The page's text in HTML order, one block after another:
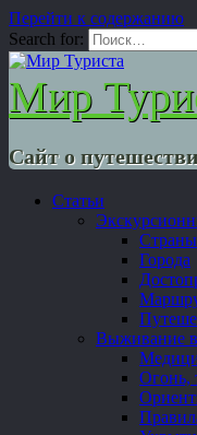
Перейти к содержанию
Search for:
Мир
Сайт о
Статьи
Страны
Города
Выживание
Огонь,